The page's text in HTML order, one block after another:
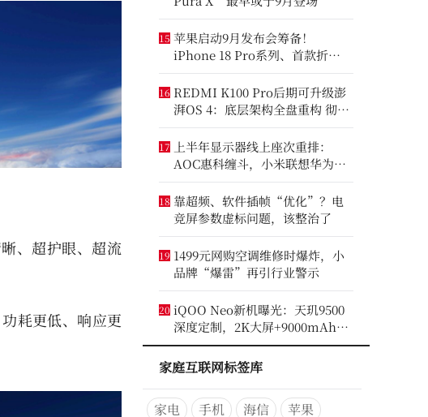
、超护眼、超流
耗更低、响应更
15 苹果启动9月发布会筹备！
iPhone 18 Pro系列、首款折叠
iPhone将亮相
16 REDMI K100 Pro后期可升级澎
湃OS 4：底层架构全盘重构 彻底
剥离MIUI遗留代码
17
上半年显示器线上座次重排：
AOC惠科缠斗，小米联想华为进
前八
18 靠超频、软件插帧“优化”？电
竞屏参数虚标问题，该整治了
19 1499元网购空调维修时爆炸，小
品牌“爆雷”再引行业警示
20 iQOO Neo新机曝光：天玑9500
深度定制，2K大屏+9000mAh大
电池
家庭互联网标签库
家电 手机 海信
苹果